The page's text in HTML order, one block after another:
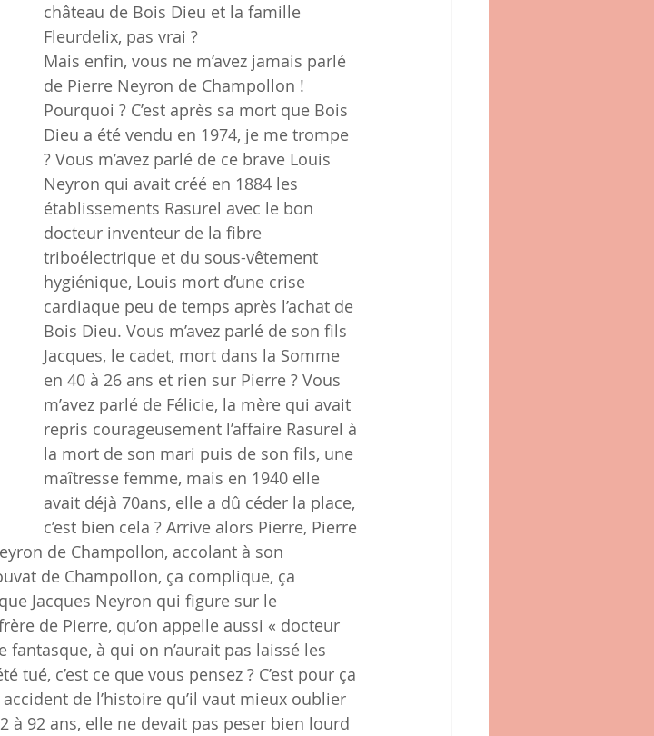
château de Bois Dieu et la famille
Fleurdelix, pas vrai ?
Mais enfin, vous ne m’avez jamais parlé
de Pierre Neyron de Champollon !
Pourquoi ? C’est après sa mort que Bois
Dieu a été vendu en 1974, je me trompe
? Vous m’avez parlé de ce brave Louis
Neyron qui avait créé en 1884 les
établissements Rasurel avec le bon
docteur inventeur de la fibre
triboélectrique et du sous-vêtement
hygiénique, Louis mort d’une crise
cardiaque peu de temps après l’achat de
Bois Dieu. Vous m’avez parlé de son fils
Jacques, le cadet, mort dans la Somme
en 40 à 26 ans et rien sur Pierre ? Vous
m’avez parlé de Félicie, la mère qui avait
repris courageusement l’affaire Rasurel à
la mort de son mari puis de son fils, une
maîtresse femme, mais en 1940 elle
avait déjà 70ans, elle a dû céder la place,
c’est bien cela ? Arrive alors Pierre, Pierre
de Champollon, accolant à son
de Champollon, ça complique, ça
Jacques Neyron qui figure sur le
de Pierre, qu’on appelle aussi « docteur
à qui on n’aurait pas laissé les
tué, c’est ce que vous pensez ? C’est pour ça
de l’histoire qu’il vaut mieux oublier
à 92 ans, elle ne devait pas peser bien lourd